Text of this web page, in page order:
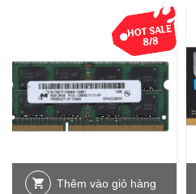
Thêm vào giỏ hàng